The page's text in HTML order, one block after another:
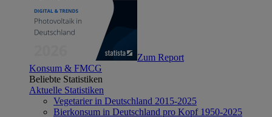
Zum Report
Konsum & FMCG
Beliebte Statistiken
Aktuelle Statistiken
Vegetarier in Deutschland 2015-2025
Bierkonsum in Deutschland pro Kopf 1950-2025